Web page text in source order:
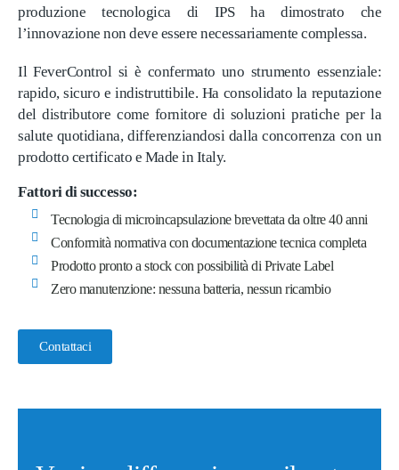
produzione tecnologica di IPS ha dimostrato che
l’innovazione non deve essere necessariamente complessa.
Il FeverControl si è confermato uno strumento essenziale:
rapido, sicuro e indistruttibile. Ha consolidato la reputazione
del distributore come fornitore di soluzioni pratiche per la
salute quotidiana, differenziandosi dalla concorrenza con un
prodotto certificato e Made in Italy.
Fattori di successo:
Tecnologia di microincapsulazione brevettata da oltre 40 anni
Conformità normativa con documentazione tecnica completa
Prodotto pronto a stock con possibilità di Private Label
Zero manutenzione: nessuna batteria, nessun ricambio
Contattaci